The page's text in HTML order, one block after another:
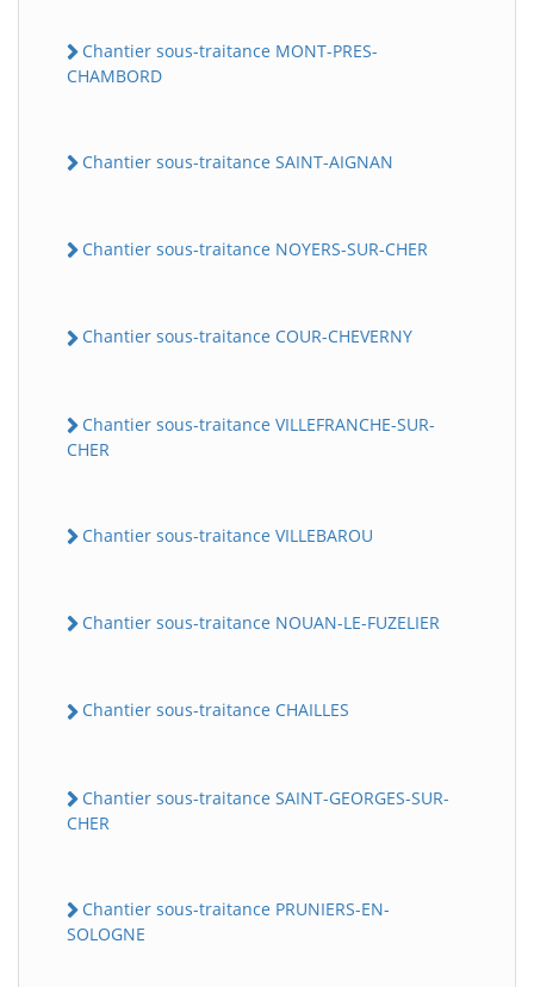
Chantier sous-traitance MONT-PRES-
CHAMBORD
Chantier sous-traitance SAINT-AIGNAN
Chantier sous-traitance NOYERS-SUR-CHER
Chantier sous-traitance COUR-CHEVERNY
Chantier sous-traitance VILLEFRANCHE-SUR-
CHER
Chantier sous-traitance VILLEBAROU
Chantier sous-traitance NOUAN-LE-FUZELIER
Chantier sous-traitance CHAILLES
Chantier sous-traitance SAINT-GEORGES-SUR-
CHER
Chantier sous-traitance PRUNIERS-EN-
SOLOGNE